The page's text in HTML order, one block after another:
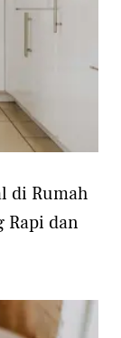
di Rumah
Rapi dan